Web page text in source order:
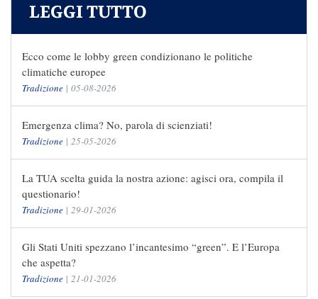
LEGGI TUTTO
Ecco come le lobby green condizionano le politiche
climatiche europee
Tradizione | 05-08-2026
Emergenza clima? No, parola di scienziati!
Tradizione | 25-05-2026
La TUA scelta guida la nostra azione: agisci ora, compila il
questionario!
Tradizione | 29-01-2026
Gli Stati Uniti spezzano l’incantesimo “green”. E l’Europa
che aspetta?
Tradizione | 21-01-2026